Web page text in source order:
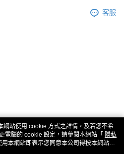
客服
網站使用 cookie 方式之詳情，及若您不希
電腦的 cookie 設定，請參閱本網站「 隱私
本網站即表示您同意本公司得按本網站使